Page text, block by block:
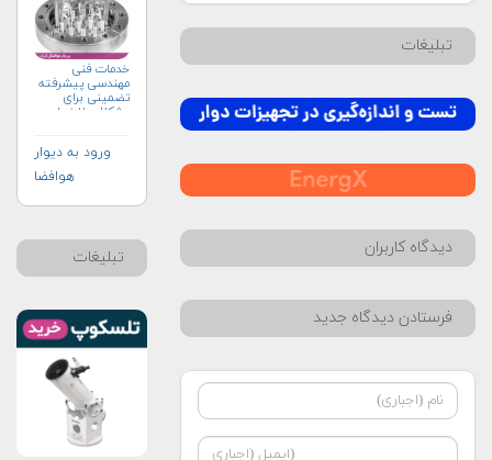
تبلیغات
دیدگاه کاربران
فرستادن دیدگاه جدید
خدمات فنی
مهندسی پیشرفته
تضمینی برای
مشکلات لاینحل
ورود به دیوار
هوافضا
تبلیغات